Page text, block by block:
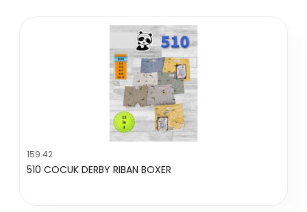
159.42
510 COCUK DERBY RIBAN BOXER